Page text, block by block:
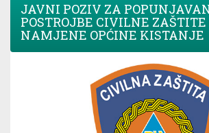
JAVNI POZIV ZA
POSTROJBE CIVILNE ZAŠTITE
NAMJENE OPĆINE KISTANJE